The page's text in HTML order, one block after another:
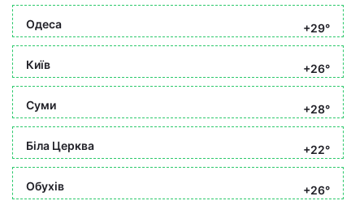
Одеса +29°
Київ +26°
Суми +28°
Біла Церква +22°
Обухів +26°